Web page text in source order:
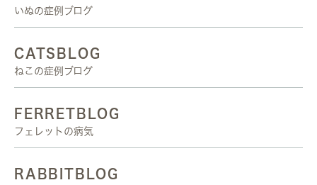
いぬの症例ブログ
CATSBLOG
ねこの症例ブログ
FERRETBLOG
フェレットの病気
RABBITBLOG